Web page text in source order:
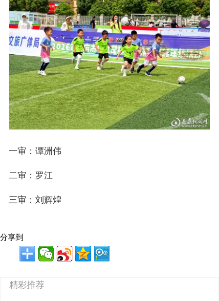
一审：谭洲伟
二审：罗江
三审：刘辉煌
分享到
精彩推荐